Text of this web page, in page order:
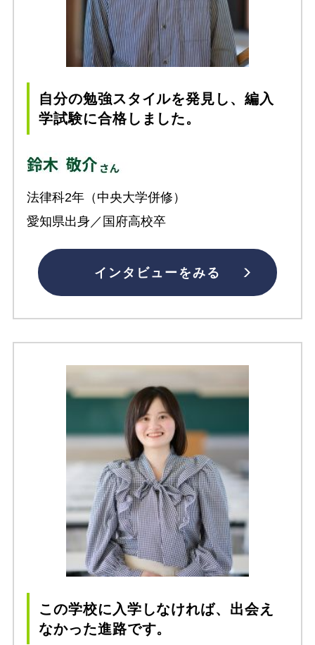
自分の勉強スタイルを発見し、編入
学試験に合格しました。
法律科2年（中央大学併修）
愛知県出身／国府高校卒
インタビューをみる
この学校に入学しなければ、出会え
なかった進路です。